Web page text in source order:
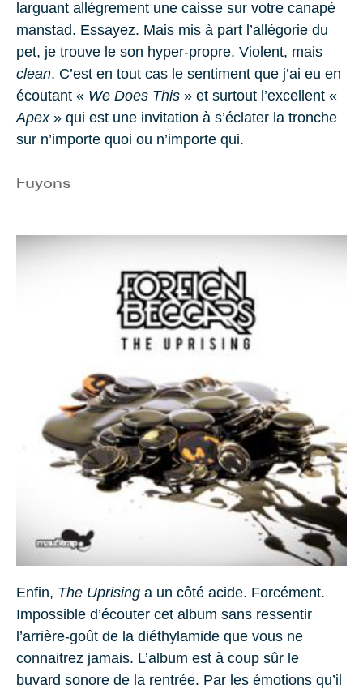
larguant allégrement une caisse sur votre canapé
manstad. Essayez. Mais mis à part l’allégorie du
pet, je trouve le son hyper-propre. Violent, mais
clean. C’est en tout cas le sentiment que j’ai eu en
écoutant « We Does This » et surtout l’excellent «
Apex» qui est une invitation à s’éclater la tronche
sur n’importe quoi ou n’importe qui.
Fuyons
Enfin, The Uprising a un côté acide. Forcément.
Impossible d’écouter cet album sans ressentir
l’arrière-goût de la diéthylamide que vous ne
connaitrez jamais. L’album est à coup sûr le
buvard sonore de la rentrée. Par les émotions qu’il